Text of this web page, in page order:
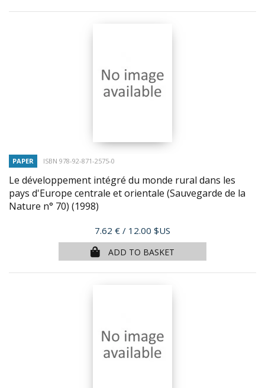
PAPER ISBN 978-92-871-2575-0
Le développement intégré du monde rural dans les
pays d'Europe centrale et orientale (Sauvegarde de la
Nature n° 70) (1998)
Price
7.62 € / 12.00 $US
ADD TO BASKET